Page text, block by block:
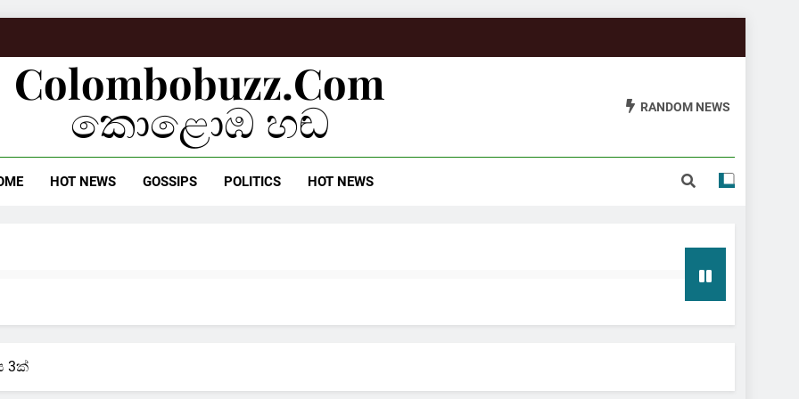
Colombobuzz.com
කොළොඹ හඬ RANDOM NEWS
HOT NEWS GOSSIPS POLITICS HOT NEWS
3ක්‍